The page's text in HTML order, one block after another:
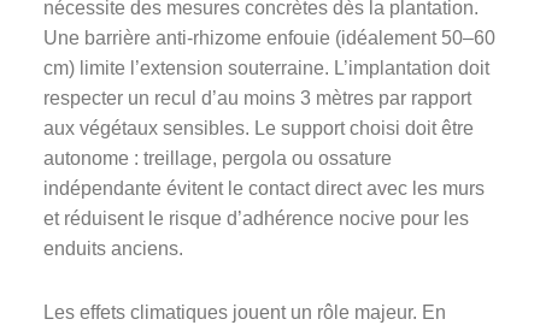
nécessite des mesures concrètes dès la plantation.
Une barrière anti-rhizome enfouie (idéalement 50–60
cm) limite l’extension souterraine. L’implantation doit
respecter un recul d’au moins 3 mètres par rapport
aux végétaux sensibles. Le support choisi doit être
autonome : treillage, pergola ou ossature
indépendante évitent le contact direct avec les murs
et réduisent le risque d’adhérence nocive pour les
enduits anciens.
Les effets climatiques jouent un rôle majeur. En